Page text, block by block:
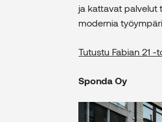
ja kattavat palvelut
modernia
Tutustu Fabian 21
Sponda Oy